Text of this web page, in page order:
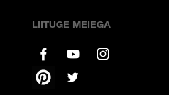
LIITUGE MEIEGA